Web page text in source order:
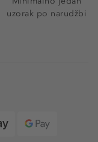
uzorak po narudžbi